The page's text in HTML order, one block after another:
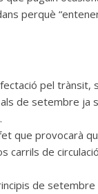
perquè
pel trànsit,
de setembre ja
que provocarà
carrils de
de